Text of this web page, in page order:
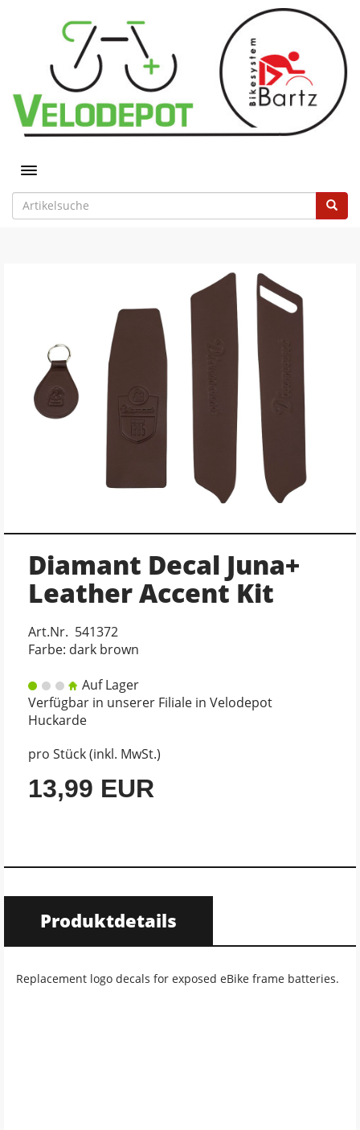
Toggle navigation
Diamant Decal Juna+
Leather Accent Kit
Art.Nr. 541372
Farbe: dark brown
Auf Lager
Verfügbar in unserer Filiale in Velodepot
Huckarde
pro Stück (inkl. MwSt.)
13,99 EUR
Produktdetails
Replacement logo decals for exposed eBike frame batteries.